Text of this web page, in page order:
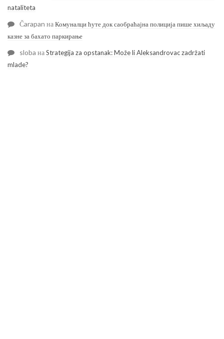
nataliteta
Čarapan наКомуналци ћуте док саобраћајна полиција пише хиљаду
казне за бахато паркирање
sloba наStrategija za opstanak: Može li Aleksandrovac zadržati
mlade?